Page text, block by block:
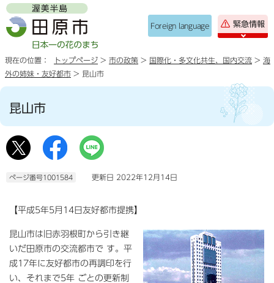
Foreign language 緊急情報
現在の位置： トップページ > 市の政策 > 国際化・多文化共生、国内交流 > 海
外の姉妹・友好都市 > 昆山市
昆山市
ページ番号1001584 更新日 2022年12月14日
【平成5年5月14日友好都市提携】
昆山市は旧赤羽根町から引き継
いだ田原市の交流都市で す。平
成17年に友好都市の再調印を行
い、それまで5年 ごとの更新制